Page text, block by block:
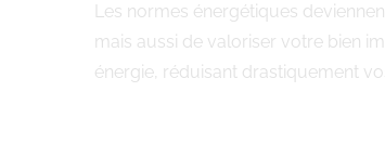
Les normes énergétiques
mais aussi de valoriser votre bien
énergie, réduisant drastiquement